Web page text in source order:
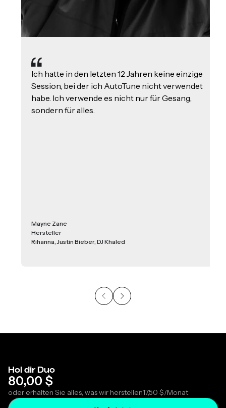
Ich hatte in den letzten 12 Jahren keine einzige
Session, bei der ich AutoTune nicht verwendet
habe. Ich verwende es nicht nur für Gesang,
sondern für alles.
Mayne Zane
Hersteller
Rihanna, Justin Bieber, DJ Khaled
Hol dir Duo
80,00 $
oder erhalten Sie alles, was wir herstellen17,50 $/Monat